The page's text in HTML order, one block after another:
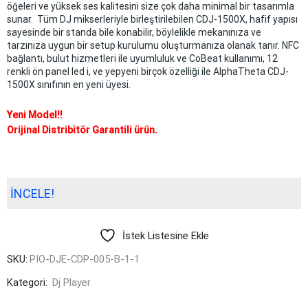
öğeleri ve yüksek ses kalitesini size çok daha minimal bir tasarımla
sunar. Tüm DJ mikserleriyle birleştirilebilen CDJ-1500X, hafif yapısı
sayesinde bir standa bile konabilir, böylelikle mekanınıza ve
tarzınıza uygun bir setup kurulumu oluşturmanıza olanak tanır. NFC
bağlantı, bulut hizmetleri ile uyumluluk ve CoBeat kullanımı, 12
renkli ön panel led i, ve yepyeni birçok özelliği ile AlphaTheta CDJ-
1500X sınıfının en yeni üyesi.
Yeni Model!!
Orijinal Distribitör Garantili ürün.
İNCELE!
İstek Listesine Ekle
SKU: PIO-DJE-CDP-005-B-1-1
Kategori: Dj Player